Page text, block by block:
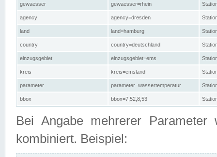
gewaesser gewaesser=rhein
agency agency=dresden
land land=hamburg
country country=deutschland
einzugsgebiet einzugsgebiet=ems
kreis kreis=emsland
parameter parameter=wassertemperatur
bbox bbox=7,52,8,53
Bei Angabe mehrerer Parameter
kombiniert. Beispiel: